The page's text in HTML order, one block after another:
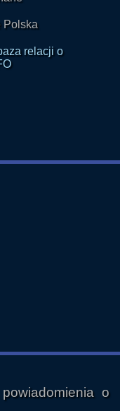
prosto